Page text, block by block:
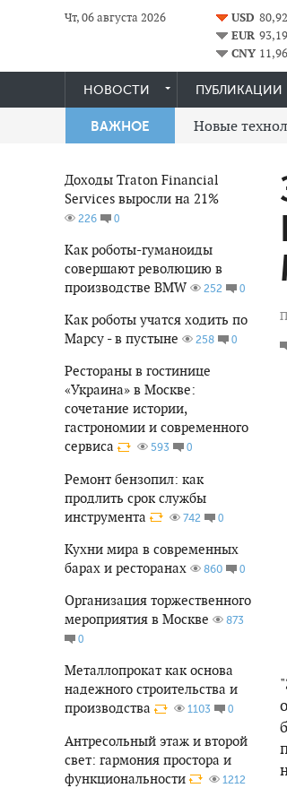
Чт, 06 августа 2026 USD
EUR
CNY
НОВОСТИ ПУБЛИКАЦИИ
ВАЖНОЕ Новые
Доходы Traton Financial
Services выросли на 21%
226 0
Как роботы-гуманоиды
совершают революцию в
производстве BMW
252 0
Как роботы учатся ходить по
Марсу - в пустыне
258 0
Рестораны в гостинице
«Украина» в Москве:
сочетание истории,
гастрономии и современного
сервиса
593 0
Ремонт бензопил: как
продлить срок службы
инструмента
742 0
Кухни мира в современных
барах и ресторанах
860 0
Организация торжественного
мероприятия в Москве
873
0
Металлопрокат как основа
надежного строительства и
производства
1103 0
Антресольный этаж и второй
свет: гармония простора и
функциональности
1212